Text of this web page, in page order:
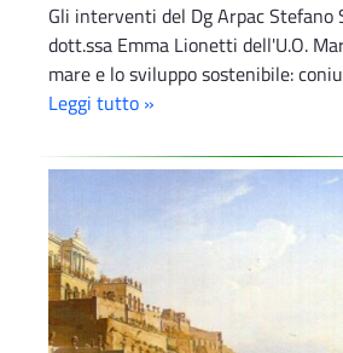
Gli interventi del Dg Arpac Stefano
dott.ssa Emma Lionetti dell'U.O.
mare e lo sviluppo sostenibile:
Leggi tutto »